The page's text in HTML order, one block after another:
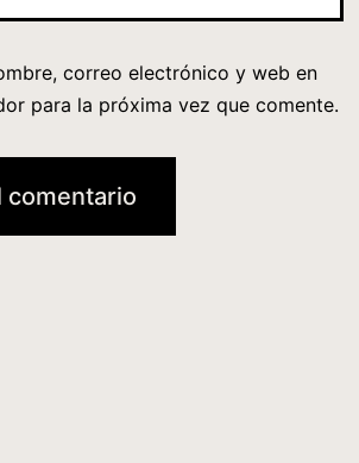
correo electrónico y web en
para la próxima vez que comente.